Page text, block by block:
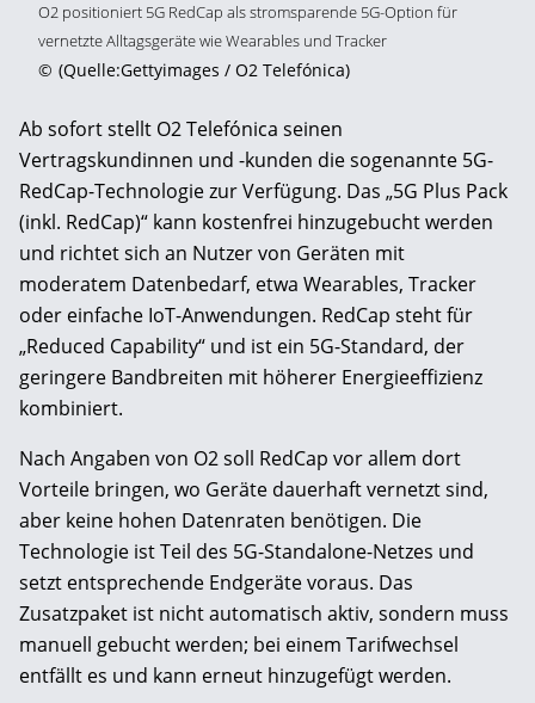
O2 positioniert 5G RedCap als stromsparende 5G-Option für
vernetzte Alltagsgeräte wie Wearables und Tracker
© (Quelle:Gettyimages / O2 Telefónica)
Ab sofort stellt O2 Telefónica seinen
Vertragskundinnen und -kunden die sogenannte 5G-
RedCap-Technologie zur Verfügung. Das „5G Plus Pack
(inkl. RedCap)“ kann kostenfrei hinzugebucht werden
und richtet sich an Nutzer von Geräten mit
moderatem Datenbedarf, etwa Wearables, Tracker
oder einfache IoT-Anwendungen. RedCap steht für
„Reduced Capability“ und ist ein 5G-Standard, der
geringere Bandbreiten mit höherer Energieeffizienz
kombiniert.
Nach Angaben von O2 soll RedCap vor allem dort
Vorteile bringen, wo Geräte dauerhaft vernetzt sind,
aber keine hohen Datenraten benötigen. Die
Technologie ist Teil des 5G-Standalone-Netzes und
setzt entsprechende Endgeräte voraus. Das
Zusatzpaket ist nicht automatisch aktiv, sondern muss
manuell gebucht werden; bei einem Tarifwechsel
entfällt es und kann erneut hinzugefügt werden.